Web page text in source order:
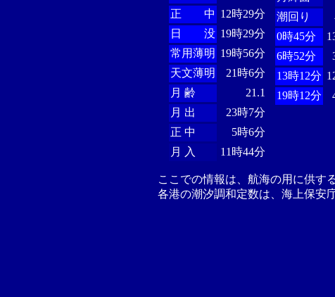
正 中 12時29分
日 没 19時29分
常用薄明 19時56分
天文薄明
21時6分
月 齢
21.1
月 出
23時7分
正 中
5時6分
月 入
11時44分
潮回り
0時45分
6時52分
13時12分
19時12分
ここでの情報は、航海の用に供す
各港の潮汐調和定数は、海上保安